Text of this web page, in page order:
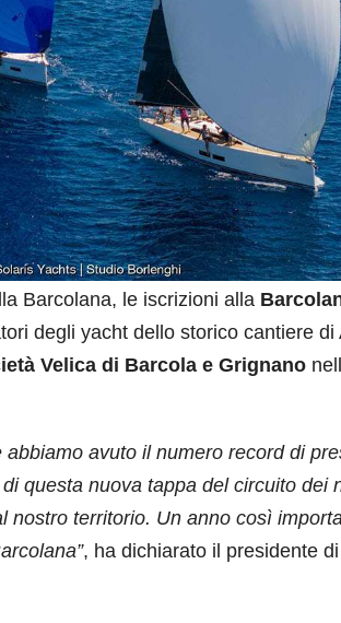
Barcolana, le iscrizioni alla
degli yacht dello storico cantiere di
Velica di Barcola e Grignano
avuto il numero record di
questa nuova tappa del circuito dei
nostro territorio. Un anno così
, ha dichiarato il presidente